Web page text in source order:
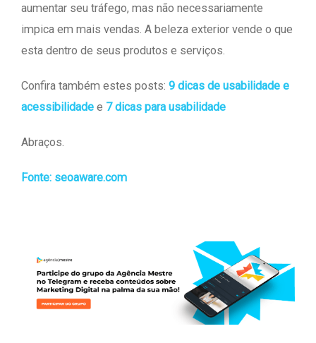
aumentar seu tráfego, mas não necessariamente
impica em mais vendas. A beleza exterior vende o que
esta dentro de seus produtos e serviços.
Confira também estes posts: 9 dicas de usabilidade e
acessibilidade e 7 dicas para usabilidade
Abraços.
Fonte: seoaware.com